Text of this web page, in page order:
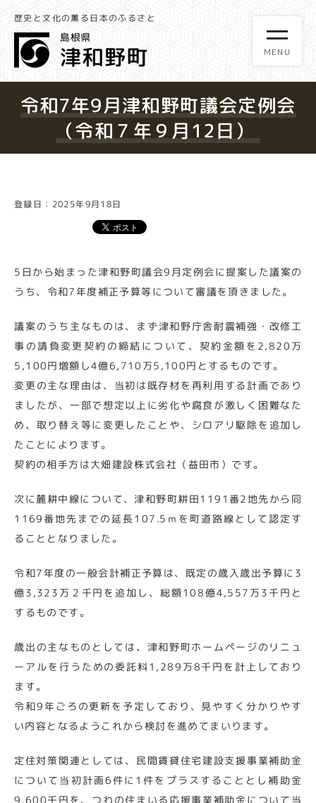
歴史と文化の薫る日本のふるさと
令和7年9月津和野町議会定例会
（令和７年９月12日）
登録日：2025年9月18日
5日から始まった津和野町議会9月定例会に提案した議案の
うち、令和7年度補正予算等について審議を頂きました。
議案のうち主なものは、まず津和野庁舎耐震補強・改修工
事の請負変更契約の締結について、契約金額を2,820万
5,100円増額し4億6,710万5,100円とするものです。
変更の主な理由は、当初は既存材を再利用する計画であり
ましたが、一部で想定以上に劣化や腐食が激しく困難なた
め、取り替え等に変更したことや、シロアリ駆除を追加し
たことによります。
契約の相手方は大畑建設株式会社（益田市）です。
次に麓耕中線について、津和野町耕田1191番2地先から同
1169番地先までの延長107.5ｍを町道路線として認定す
ることとなりました。
令和7年度の一般会計補正予算は、既定の歳入歳出予算に3
億3,323万２千円を追加し、総額108億4,557万3千円と
するものです。
歳出の主なものとしては、津和野町ホームページのリニュ
ーアルを行うための委託料1,289万8千円を計上しており
ます。
令和9年ごろの更新を予定しており、見やすく分かりやす
い内容となるようこれから検討を進めてまいります。
定住対策関連としては、民間賃貸住宅建設支援事業補助金
について当初計画6件に1件をプラスすることとし補助金
9,600千円を、つわの住まいる応援事業補助金について当